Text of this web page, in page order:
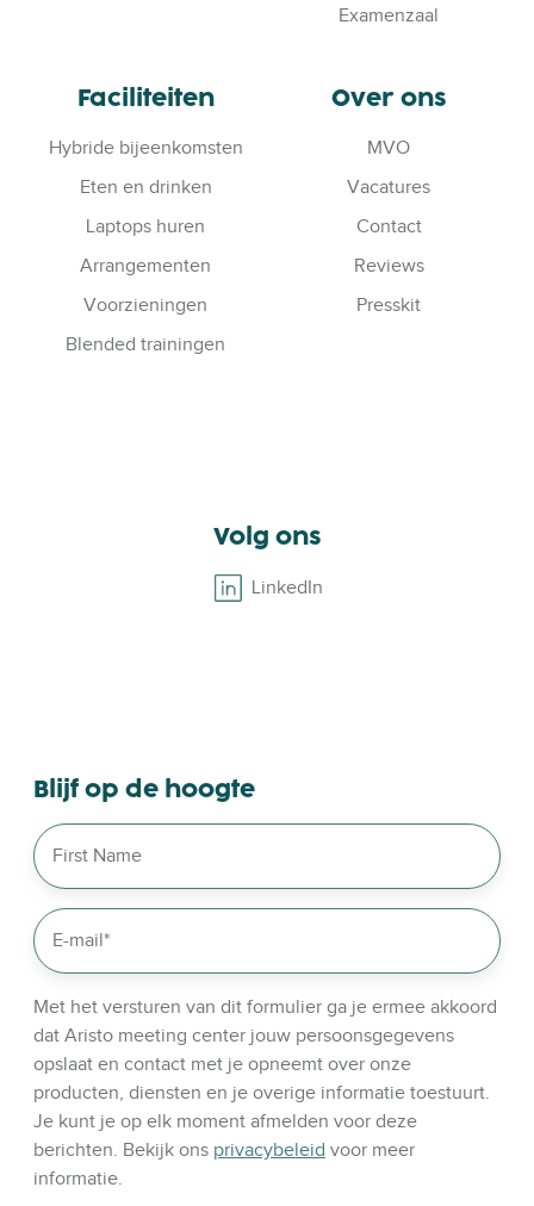
Examenzaal
Faciliteiten
Hybride bijeenkomsten
Eten en drinken
Laptops huren
Arrangementen
Voorzieningen
Blended trainingen
Over ons
MVO
Vacatures
Contact
Reviews
Presskit
Volg ons
LinkedIn
r
i
n
e
d
i
n
Blijf op de hoogte
Met het versturen van dit formulier ga je ermee akkoord
dat Aristo meeting center jouw persoonsgegevens
opslaat en contact met je opneemt over onze
producten, diensten en je overige informatie toestuurt.
Je kunt je op elk moment afmelden voor deze
berichten. Bekijk ons privacybeleid voor meer
informatie.